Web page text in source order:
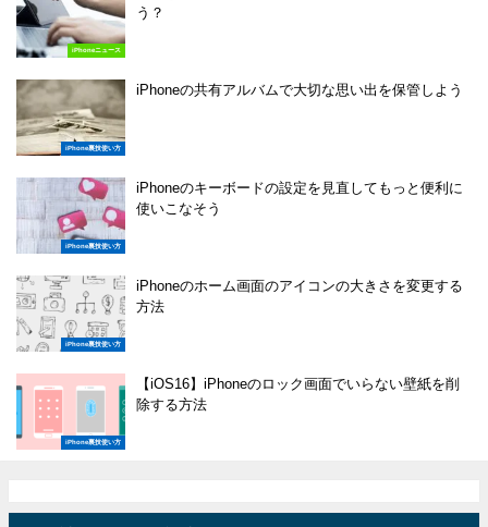
iPhoneニュース
う？
iPhone裏技使い方
iPhoneの共有アルバムで大切な思い出を保管しよう
iPhone裏技使い方
iPhoneのキーボードの設定を見直してもっと便利に
使いこなそう
iPhone裏技使い方
iPhoneのホーム画面のアイコンの大きさを変更する
方法
iPhone裏技使い方
【iOS16】iPhoneのロック画面でいらない壁紙を削
除する方法